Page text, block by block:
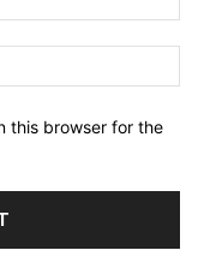
this browser for the